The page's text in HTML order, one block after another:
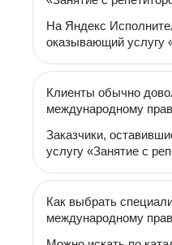
На Яндекс
оказывающий услугу
Клиенты обычно
международному
Заказчики,
услугу «Занятие с
Как выбрать
международному